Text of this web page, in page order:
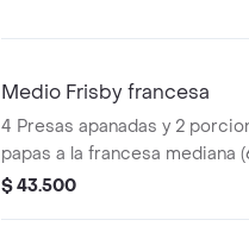
Medio Frisby francesa
4 Presas apanadas y 2
papas a la francesa mediana
$ 43.500